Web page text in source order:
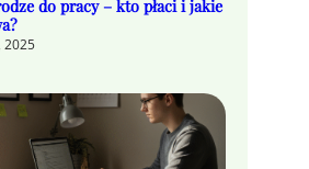
do pracy – kto płaci i jakie
2025